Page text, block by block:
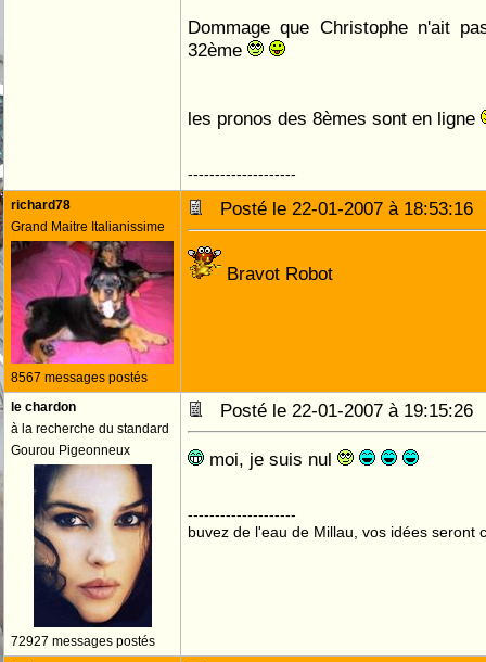
Dommage que Christophe n'ait
32ème
les pronos des 8èmes sont en ligne
--------------------
richard78
Grand Maitre Italianissime
8567 messages postés
Posté le 22-01-2007 à
Bravot Robot
le chardon
à la recherche du standard
Gourou Pigeonneux
72927 messages postés
Posté le 22-01-2007 à
moi, je suis nul
--------------------
buvez de l'eau de Millau, vos idées seront